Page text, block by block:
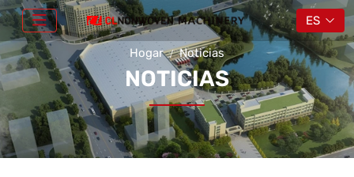
ES
Hogar Noticias
NOTICIAS